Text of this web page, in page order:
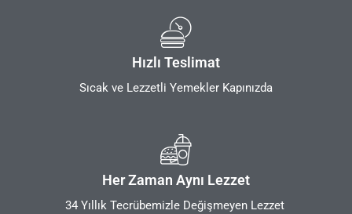
Hızlı Teslimat
Sıcak ve Lezzetli Yemekler Kapınızda
Her Zaman Aynı Lezzet
34 Yıllık Tecrübemizle Değişmeyen Lezzet